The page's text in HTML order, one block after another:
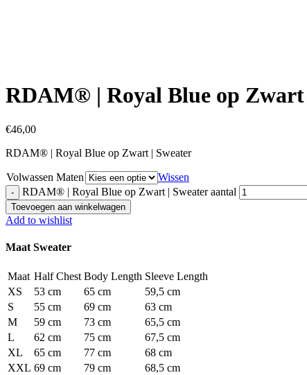
RDAM® | Royal Blue op Zwart
€46,00
RDAM® | Royal Blue op Zwart | Sweater
Volwassen Maten
Wissen
RDAM® | Royal Blue op Zwart | Sweater aantal
Toevoegen aan winkelwagen
Add to wishlist
Maat Sweater
Maat Half Chest Body Length Sleeve Length
XS
53 cm 65 cm
59,5 cm
S
55 cm 69 cm
63 cm
M
59 cm 73 cm
65,5 cm
L
62 cm 75 cm
67,5 cm
XL
65 cm 77 cm
68 cm
XXL 69 cm 79 cm
68,5 cm